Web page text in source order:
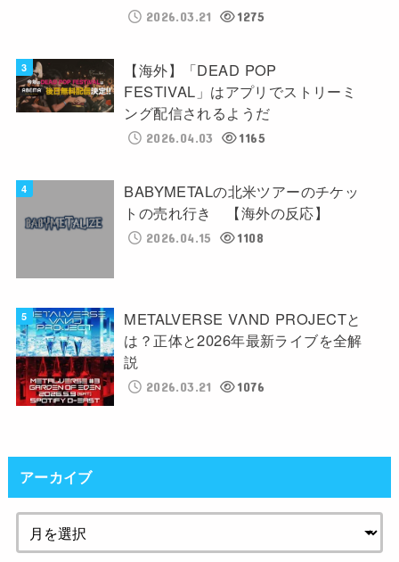
2026.03.21 1275
【海外】「DEAD POP
FESTIVAL」はアプリでストリーミ
ング配信されるようだ
2026.04.03 1165
BABYMETALの北米ツアーのチケッ
トの売れ行き 【海外の反応】
2026.04.15 1108
METALVERSE VΛND PROJECTと
は？正体と2026年最新ライブを全解
説
2026.03.21 1076
アーカイブ